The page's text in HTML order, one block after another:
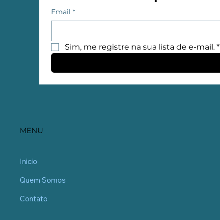
Email *
Sim, me registre na sua lista de e-mail. *
MENU
Inicio
Quem Somos
Contato